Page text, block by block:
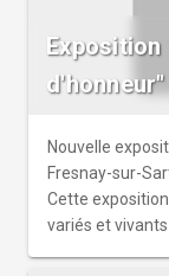
d'honneur"
Nouvelle
Fresnay-sur-
Cette
variés et